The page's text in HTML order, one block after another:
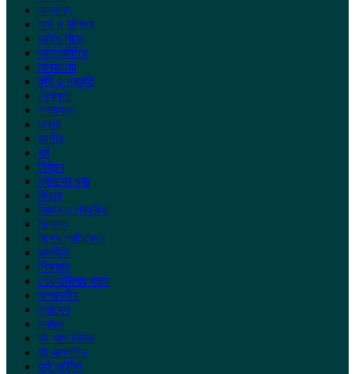
অন্যান্য
অর্থ ও বাণিজ্য
আইন-বিচার
আন্তর্জাতিক
আবহাওয়া
কৃষি ও প্রকৃতি
খেলাধুলা
গণমাধ্যম
চাকরি
জাতীয়
ধর্ম
নির্বাচন
প্রবাসের খবর
ফিচার
বিজ্ঞান ও প্রযুক্তি
বিনোদন
বিশেষ প্রতিবেদন
রাজনীতি
শিক্ষাঙ্গন
শেখ হাসিনার পতন
সম্পাদকীয়
সারাদেশ
স্বাস্থ্য
হট আপ নিউজ
হট এক্সলুসিভ
হাই লাইটস